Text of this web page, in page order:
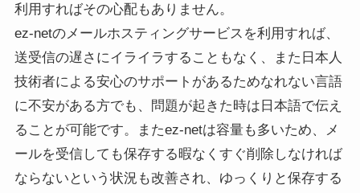
利用すればその心配もありません。
ez-netのメールホスティングサービスを利用すれば、
送受信の遅さにイライラすることもなく、また日本人
技術者による安心のサポートがあるためなれない言語
に不安がある方でも、問題が起きた時は日本語で伝え
ることが可能です。またez-netは容量も多いため、メ
ールを受信しても保存する暇なくすぐ削除しなければ
ならないという状況も改善され、ゆっくりと保存する